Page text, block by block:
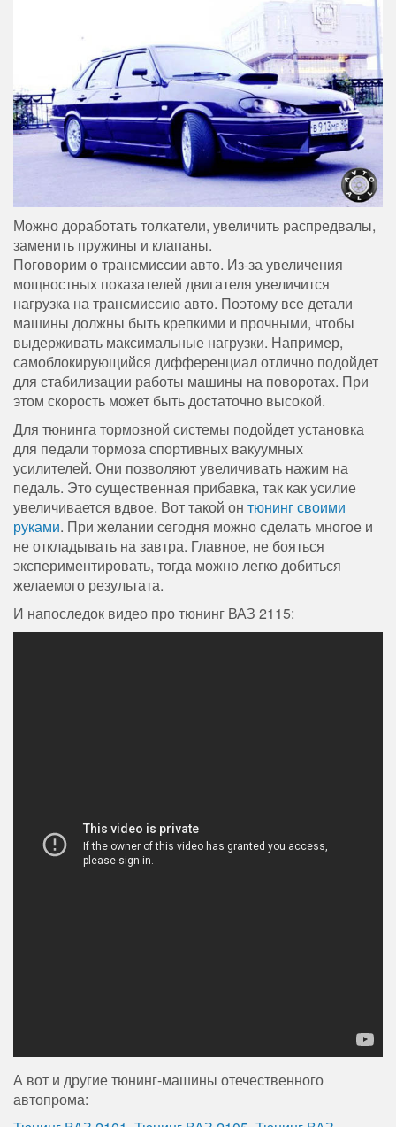
Можно доработать толкатели, увеличить распредвалы,
заменить пружины и клапаны.
Поговорим о трансмиссии авто. Из-за увеличения
мощностных показателей двигателя увеличится
нагрузка на трансмиссию авто. Поэтому все детали
машины должны быть крепкими и прочными, чтобы
выдерживать максимальные нагрузки. Например,
самоблокирующийся дифференциал отлично подойдет
для стабилизации работы машины на поворотах. При
этом скорость может быть достаточно высокой.
Для тюнинга тормозной системы подойдет установка
для педали тормоза спортивных вакуумных
усилителей. Они позволяют увеличивать нажим на
педаль. Это существенная прибавка, так как усилие
увеличивается вдвое. Вот такой он тюнинг своими
руками. При желании сегодня можно сделать многое и
не откладывать на завтра. Главное, не бояться
экспериментировать, тогда можно легко добиться
желаемого результата.
И напоследок видео про тюнинг ВАЗ 2115:
А вот и другие тюнинг-машины отечественного
автопрома: